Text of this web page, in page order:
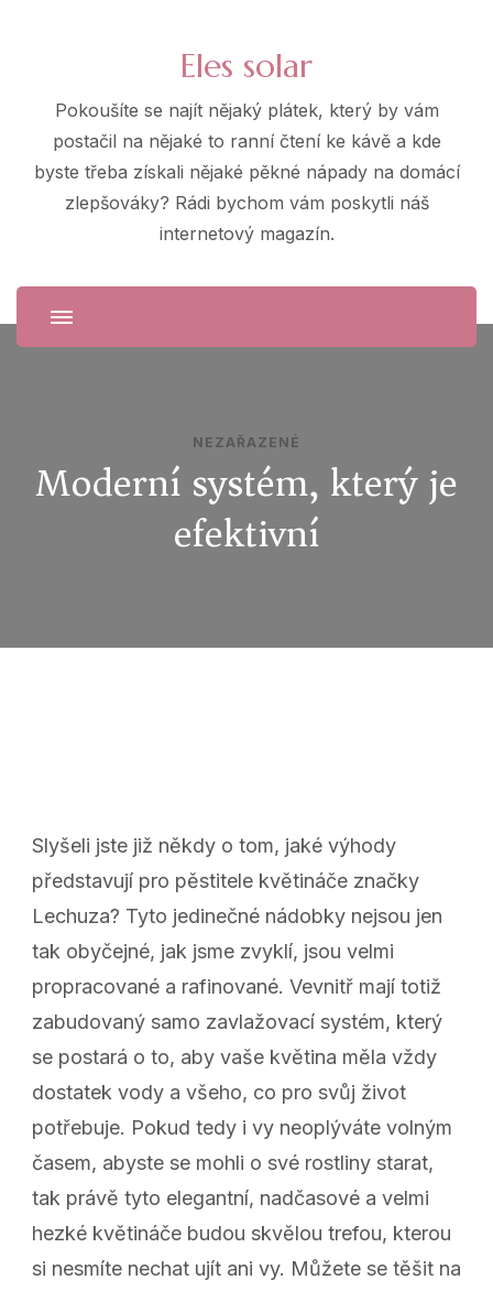
Eles solar
Pokoušíte se najít nějaký plátek, který by vám
postačil na nějaké to ranní čtení ke kávě a kde
byste třeba získali nějaké pěkné nápady na domácí
zlepšováky? Rádi bychom vám poskytli náš
internetový magazín.
NEZAŘAZENÉ
Moderní systém, který je
efektivní
Slyšeli jste již někdy o tom, jaké výhody
představují pro pěstitele květináče značky
Lechuza? Tyto jedinečné nádobky nejsou jen
tak obyčejné, jak jsme zvyklí, jsou velmi
propracované a rafinované. Vevnitř mají totiž
zabudovaný samo zavlažovací systém, který
se postará o to, aby vaše květina měla vždy
dostatek vody a všeho, co pro svůj život
potřebuje. Pokud tedy i vy neoplýváte volným
časem, abyste se mohli o své rostliny starat,
tak právě tyto elegantní, nadčasové a velmi
hezké květináče budou skvělou trefou, kterou
si nesmíte nechat ujít ani vy. Můžete se těšit na